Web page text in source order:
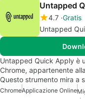
Untapped
4.7 Gratis
Untapped
Untapped Quick Apply è
Chrome, appartenente
Questo strumento mira a
ChromeApplicazione Online